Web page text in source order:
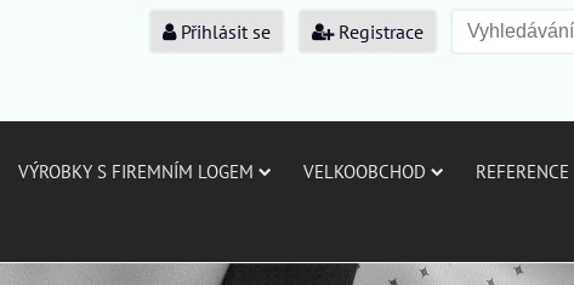
Přihlásit se Registrace
VÝROBKY S FIREMNÍM LOGEM VELKOOBCHOD REFERENCE